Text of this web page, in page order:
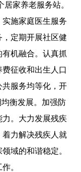
家养老服务站。
施家庭医生服务
定期开展社区健
机融合。认真抓
征收和出生人口
服务均等化，开
衡发展。加强防
。大力发展残疾
着力解决残疾人就
域的和谐稳定。
。